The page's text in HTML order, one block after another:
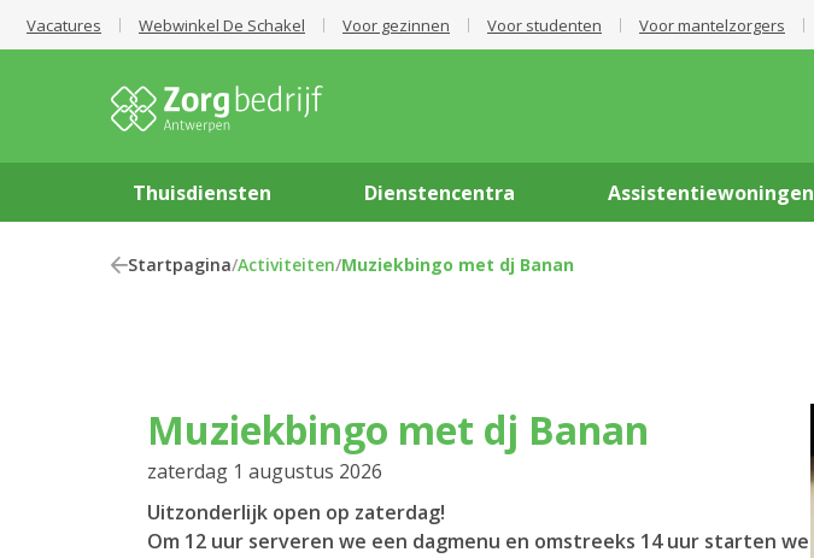
Vacatures Webwinkel De Schakel Voor gezinnen Voor studenten Voor mantelzorgers
Thuisdiensten Dienstencentra Assistentiewoningen
Startpagina/Activiteiten/Muziekbingo met dj Banan
Muziekbingo met dj Banan
zaterdag 1 augustus 2026
Uitzonderlijk open op zaterdag!
Om 12 uur serveren we een dagmenu en omstreeks 14 uur starten we